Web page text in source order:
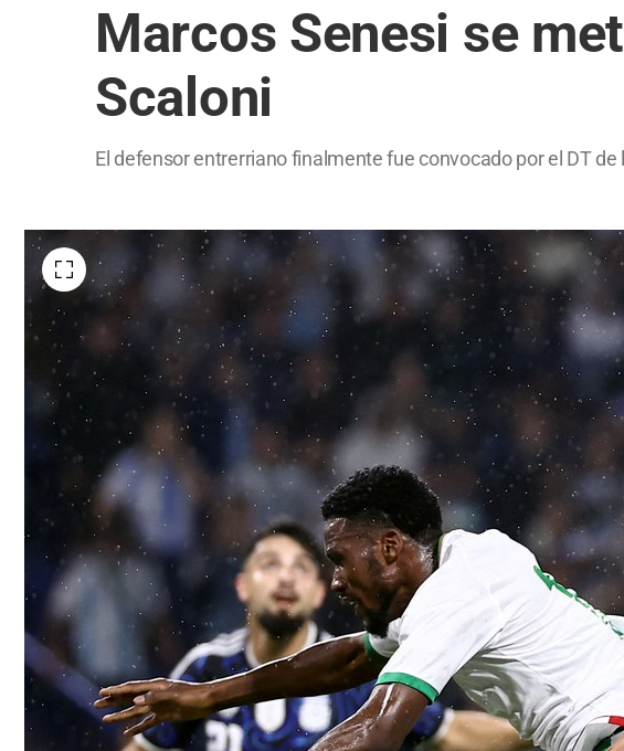
Marcos Senesi se
Scaloni
El defensor entrerriano finalmente fue convocado por el DT